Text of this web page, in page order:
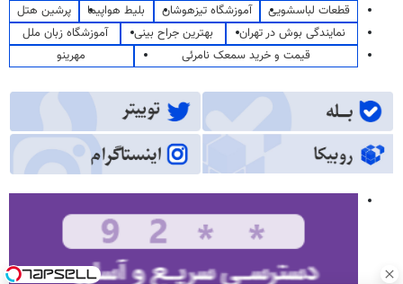
قطعات لباسشویی
آموزشگاه تیزهوشان بلیط هواپیما
پرشین هتل
نمایندگی بوش در تهران
بهترین جراح بینی
آموزشگاه زبان ملل
قیمت و خرید سمعک نامرئی
مهرینو